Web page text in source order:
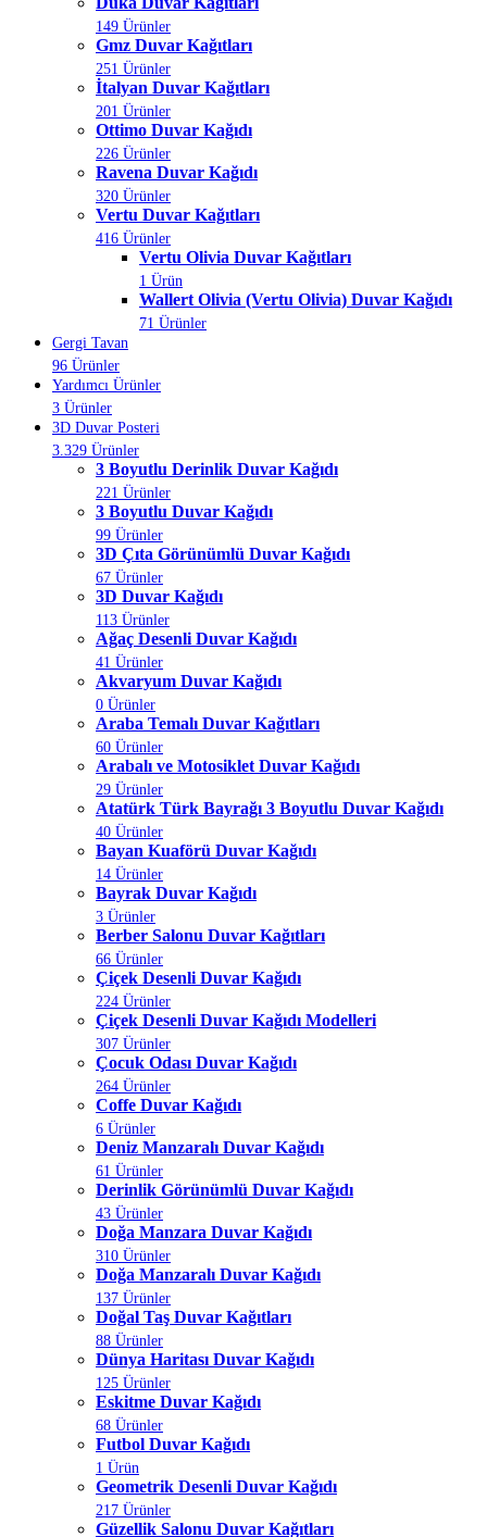
149 Ürünler
Gmz Duvar Kağıtları
251 Ürünler
İtalyan Duvar Kağıtları
201 Ürünler
Ottimo Duvar Kağıdı
226 Ürünler
Ravena Duvar Kağıdı
320 Ürünler
Vertu Duvar Kağıtları
416 Ürünler
Vertu Olivia Duvar Kağıtları
1 Ürün
Wallert Olivia (Vertu Olivia) Duvar Kağıdı
71 Ürünler
Gergi Tavan
96 Ürünler
Yardımcı Ürünler
3 Ürünler
3D Duvar Posteri
3.329 Ürünler
3 Boyutlu Derinlik Duvar Kağıdı
221 Ürünler
3 Boyutlu Duvar Kağıdı
99 Ürünler
3D Çıta Görünümlü Duvar Kağıdı
67 Ürünler
3D Duvar Kağıdı
113 Ürünler
Ağaç Desenli Duvar Kağıdı
41 Ürünler
Akvaryum Duvar Kağıdı
0 Ürünler
Araba Temalı Duvar Kağıtları
60 Ürünler
Arabalı ve Motosiklet Duvar Kağıdı
29 Ürünler
Atatürk Türk Bayrağı 3 Boyutlu Duvar Kağıdı
40 Ürünler
Bayan Kuaförü Duvar Kağıdı
14 Ürünler
Bayrak Duvar Kağıdı
3 Ürünler
Berber Salonu Duvar Kağıtları
66 Ürünler
Çiçek Desenli Duvar Kağıdı
224 Ürünler
Çiçek Desenli Duvar Kağıdı Modelleri
307 Ürünler
Çocuk Odası Duvar Kağıdı
264 Ürünler
Coffe Duvar Kağıdı
6 Ürünler
Deniz Manzaralı Duvar Kağıdı
61 Ürünler
Derinlik Görünümlü Duvar Kağıdı
43 Ürünler
Doğa Manzara Duvar Kağıdı
310 Ürünler
Doğa Manzaralı Duvar Kağıdı
137 Ürünler
Doğal Taş Duvar Kağıtları
88 Ürünler
Dünya Haritası Duvar Kağıdı
125 Ürünler
Eskitme Duvar Kağıdı
68 Ürünler
Futbol Duvar Kağıdı
1 Ürün
Geometrik Desenli Duvar Kağıdı
217 Ürünler
Güzellik Salonu Duvar Kağıtları